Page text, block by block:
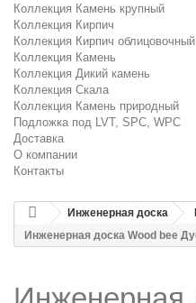
Коллекция Камень крупный
Коллекция Кирпич
Коллекция Кирпич облицовочный
Коллекция Камень
Коллекция Дикий камень
Коллекция Скала
Коллекция Камень природный
Подложка под LVT, SPC, WPC
Доставка
О компании
Контакты
Инженерная доска
Инженерная доска Wood bee